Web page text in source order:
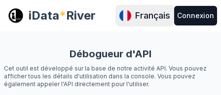
iData*River Français Connexion
Débogueur d'API
Cet outil est développé sur la base de notre activité API. Vous pouvez
afficher tous les détails d'utilisation dans la console. Vous pouvez
également appeler l'API directement pour l'utiliser.